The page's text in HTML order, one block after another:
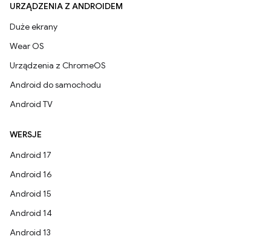
URZĄDZENIA Z ANDROIDEM
Duże ekrany
Wear OS
Urządzenia z ChromeOS
Android do samochodu
Android TV
WERSJE
Android 17
Android 16
Android 15
Android 14
Android 13